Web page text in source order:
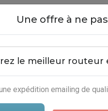
Papier - Solution
Close
Une offre à ne
le meilleur routeur
expédition emailing de